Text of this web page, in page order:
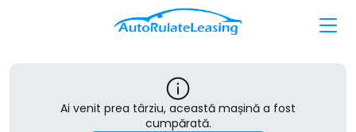
Ai venit prea târziu, această mașină a fost
cumpărată.